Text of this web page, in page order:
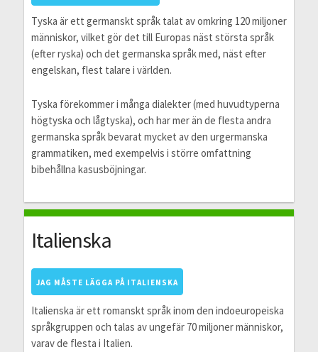
Tyska är ett germanskt språk talat av omkring 120 miljoner
människor, vilket gör det till Europas näst största språk
(efter ryska) och det germanska språk med, näst efter
engelskan, flest talare i världen.
Tyska förekommer i många dialekter (med huvudtyperna
högtyska och lågtyska), och har mer än de flesta andra
germanska språk bevarat mycket av den urgermanska
grammatiken, med exempelvis i större omfattning
bibehållna kasusböjningar.
Italienska
JAG MÅSTE LÄGGA PÅ ITALIENSKA
Italienska är ett romanskt språk inom den indoeuropeiska
språkgruppen och talas av ungefär 70 miljoner människor,
varav de flesta i Italien.